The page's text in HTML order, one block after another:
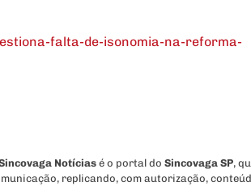
falta-de-isonomia-na-reforma-
Notíciasé o portal do Sincovaga SP,
replicando, com autorização,